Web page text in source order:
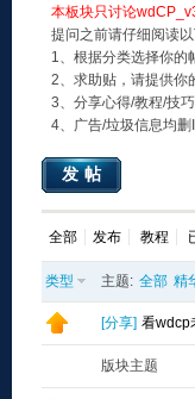
本板块只讨论
提问之前请仔细阅读以
1、根据分类选择你的
2、求助贴，请提供你
3、分享心得/教程/技
4、广告/垃圾信息均删
发帖
全部 发布 教程
类型 主题: 全部 精
[分享] 看wdcp
版块主题